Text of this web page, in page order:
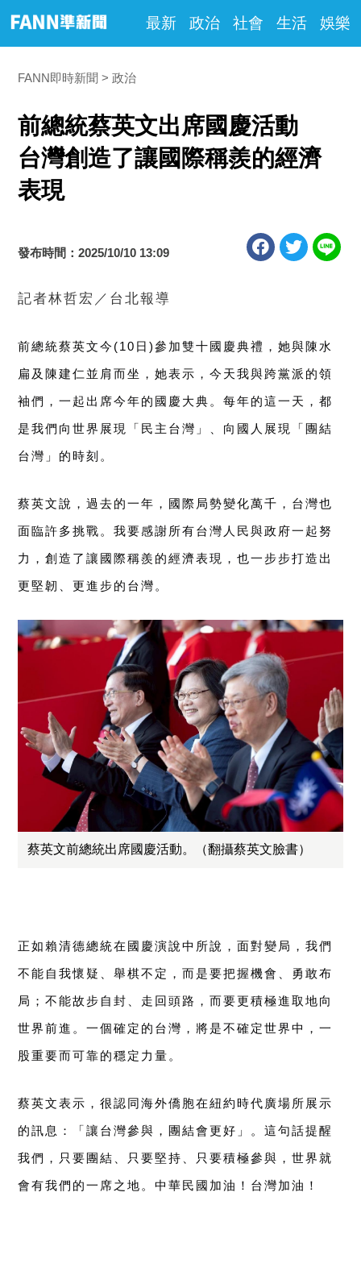
最新 政治 社會 生活 娛樂
FANN即時新聞 政治
前總統蔡英文出席國慶活動
台灣創造了讓國際稱羨的經濟
表現
發布時間：2025/10/10 13:09
記者林哲宏／台北報導
前總統蔡英文今(10 日)參加雙十國慶典禮，她與陳水
扁及陳建仁並肩而坐，她表示，今天我與跨黨派的領
袖們，一起出席今年的國慶大典。每年的這一天，都
是我們向世界展現「民主台灣」、向國人展現「團結
台灣」的時刻。
蔡英文說，過去的一年，國際局勢變化萬千，台灣也
面臨許多挑戰。我要感謝所有台灣人民與政府一起努
力，創造了讓國際稱羨的經濟表現，也一步步打造出
更堅韌、更進步的台灣。
蔡英文前總統出席國慶活動。（翻攝蔡英文臉書）
正如賴清德總統在國慶演說中所說，面對變局，我們
不能自我懷疑、舉棋不定，而是要把握機會、勇敢布
局；不能故步自封、走回頭路，而要更積極進取地向
世界前進。一個確定的台灣，將是不確定世界中，一
股重要而可靠的穩定力量。
蔡英文表示，很認同海外僑胞在紐約時代廣場所展示
的訊息：「讓台灣參與，團結會更好」。這句話提醒
我們，只要團結、只要堅持、只要積極參與，世界就
會有我們的一席之地。中華民國加油！台灣加油！